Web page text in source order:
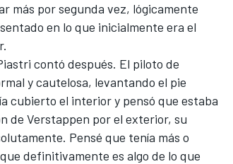
más por segunda vez, lógicamente
en lo que inicialmente era el
contó después. El piloto de
y cautelosa, levantando el pie
cubierto el interior y pensó que estaba
de Verstappen por el exterior, su
Pensé que tenía más o
definitivamente es algo de lo que